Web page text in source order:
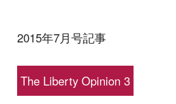
2015年7月号記事
The Liberty Opinion 3